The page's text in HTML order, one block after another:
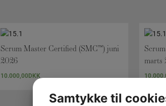
Scrum Master Certified (SMC™) juni
2026
10.000,00DKK
marts
Samtykke til